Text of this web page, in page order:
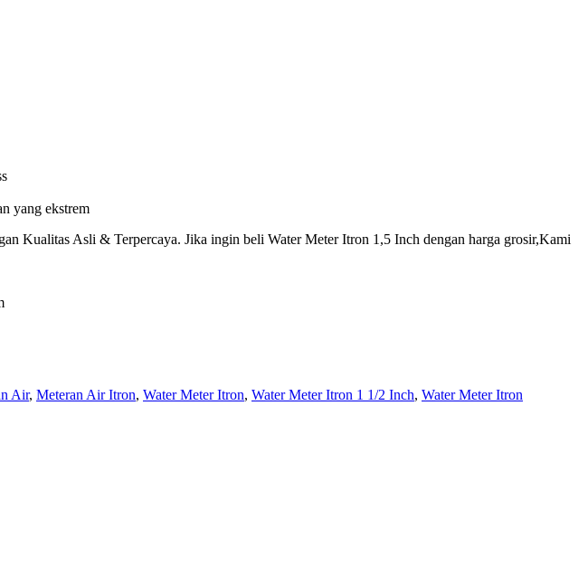
yang ekstrem
Kualitas Asli & Terpercaya. Jika ingin beli Water Meter Itron 1,5 Inch dengan harga grosir,Kami
Air, Meteran Air Itron, Water Meter Itron, Water Meter Itron 1 1/2 Inch, Water Meter Itron